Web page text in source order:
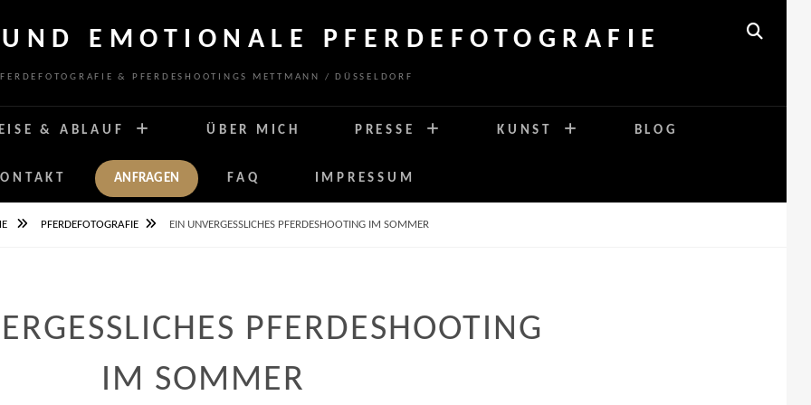
EMOTIONALE PFERDEFOTOGRAFIE
& PFERDESHOOTINGS METTMANN / DÜSSELDORF
& ABLAUF ÜBER MICH PRESSE KUNST BLOG
ANFRAGEN FAQ IMPRESSUM
PFERDEFOTOGRAFIE EIN UNVERGESSLICHES PFERDESHOOTING IM SOMMER
PFERDESHOOTING
IM SOMMER